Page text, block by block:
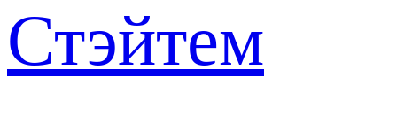
Стэйтем